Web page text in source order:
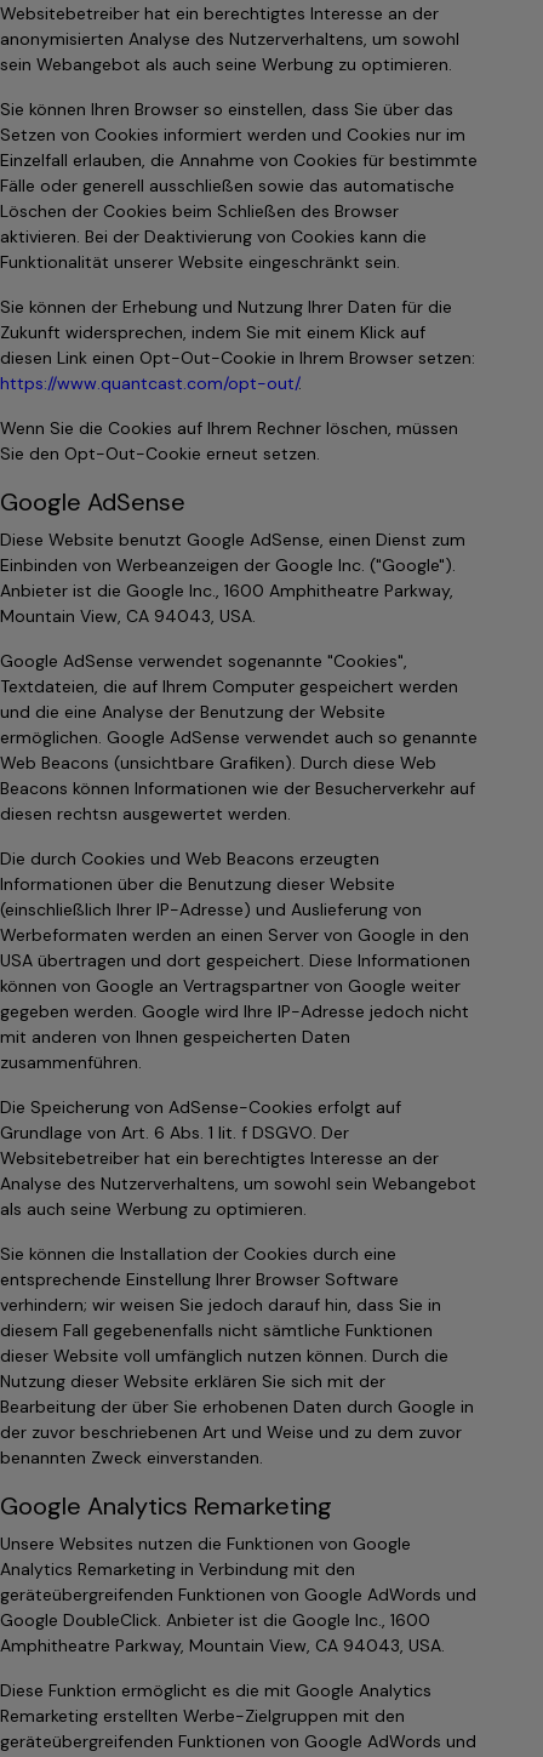
Websitebetreiber hat ein berechtigtes Interesse an der
anonymisierten Analyse des Nutzerverhaltens, um sowohl
sein Webangebot als auch seine Werbung zu optimieren.
Sie können Ihren Browser so einstellen, dass Sie über das
Setzen von Cookies informiert werden und Cookies nur im
Einzelfall erlauben, die Annahme von Cookies für bestimmte
Fälle oder generell ausschließen sowie das automatische
Löschen der Cookies beim Schließen des Browser
aktivieren. Bei der Deaktivierung von Cookies kann die
Funktionalität unserer Website eingeschränkt sein.
Sie können der Erhebung und Nutzung Ihrer Daten für die
Zukunft widersprechen, indem Sie mit einem Klick auf
diesen Link einen Opt-Out-Cookie in Ihrem Browser setzen:
https://www.quantcast.com/opt-out/.
Wenn Sie die Cookies auf Ihrem Rechner löschen, müssen
Sie den Opt-Out-Cookie erneut setzen.
Google AdSense
Diese Website benutzt Google AdSense, einen Dienst zum
Einbinden von Werbeanzeigen der Google Inc. ("Google").
Anbieter ist die Google Inc., 1600 Amphitheatre Parkway,
Mountain View, CA 94043, USA.
Google AdSense verwendet sogenannte "Cookies",
Textdateien, die auf Ihrem Computer gespeichert werden
und die eine Analyse der Benutzung der Website
ermöglichen. Google AdSense verwendet auch so genannte
Web Beacons (unsichtbare Grafiken). Durch diese Web
Beacons können Informationen wie der Besucherverkehr auf
diesen rechtsn ausgewertet werden.
Die durch Cookies und Web Beacons erzeugten
Informationen über die Benutzung dieser Website
(einschließlich Ihrer IP-Adresse) und Auslieferung von
Werbeformaten werden an einen Server von Google in den
USA übertragen und dort gespeichert. Diese Informationen
können von Google an Vertragspartner von Google weiter
gegeben werden. Google wird Ihre IP-Adresse jedoch nicht
mit anderen von Ihnen gespeicherten Daten
zusammenführen.
Die Speicherung von AdSense-Cookies erfolgt auf
Grundlage von Art. 6 Abs. 1 lit. f DSGVO. Der
Websitebetreiber hat ein berechtigtes Interesse an der
Analyse des Nutzerverhaltens, um sowohl sein Webangebot
als auch seine Werbung zu optimieren.
Sie können die Installation der Cookies durch eine
entsprechende Einstellung Ihrer Browser Software
verhindern; wir weisen Sie jedoch darauf hin, dass Sie in
diesem Fall gegebenenfalls nicht sämtliche Funktionen
dieser Website voll umfänglich nutzen können. Durch die
Nutzung dieser Website erklären Sie sich mit der
Bearbeitung der über Sie erhobenen Daten durch Google in
der zuvor beschriebenen Art und Weise und zu dem zuvor
benannten Zweck einverstanden.
Google Analytics Remarketing
Unsere Websites nutzen die Funktionen von Google
Analytics Remarketing in Verbindung mit den
geräteübergreifenden Funktionen von Google AdWords und
Google DoubleClick. Anbieter ist die Google Inc., 1600
Amphitheatre Parkway, Mountain View, CA 94043, USA.
Diese Funktion ermöglicht es die mit Google Analytics
Remarketing erstellten Werbe-Zielgruppen mit den
geräteübergreifenden Funktionen von Google AdWords und